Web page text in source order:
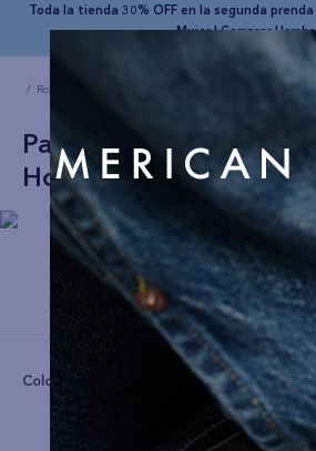
Toda la tienda 30% OFF en la segunda prenda
Mujer|Comprar
Ropa Hombre Paquete de 3
Paquete de 3 medias
Hombre AE
Color: